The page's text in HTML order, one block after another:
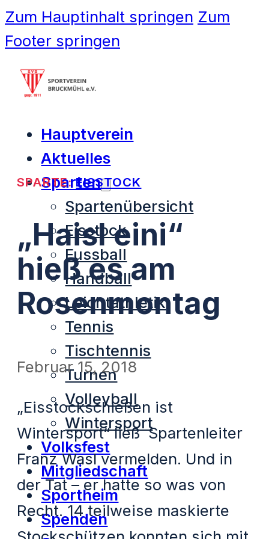
Zum Hauptinhalt springen Zum
Footer springen
Hauptverein
Aktuelles
Sparten
Spartenübersicht
Eisstock
Fussball
Handball
Leichtathletik
Tennis
Tischtennis
Turnen
Volleyball
Wintersport
Volksfest
Mitgliedschaft
Sportheim
Spenden
SPARTE:EISSTOCK
„Haisl eini“
hieß es am
Rosenmontag
Februar 15, 2018
„Eisstockschießen ist
Wintersport“ ließ Spartenleiter
Franz Wasl vermelden. Und in
der Tat – er hatte so was von
Recht. 14 teilweise maskierte